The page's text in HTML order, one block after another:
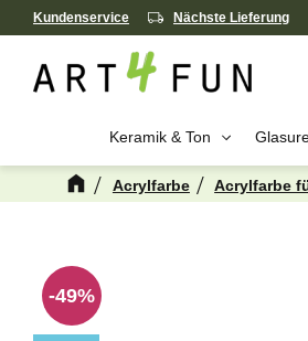
Kundenservice Nächste Lieferung
Keramik & Ton
Acrylfarbe Acrylfarbe
49%